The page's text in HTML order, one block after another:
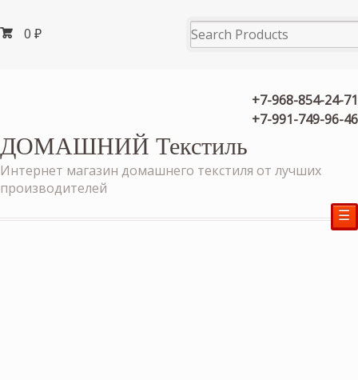
0 ₽
+7-968-854-24-71
+7-991-749-96-46
ДОМАШНИЙ Текстиль
Интернет магазин домашнего текстиля от лучших
производителей
☰